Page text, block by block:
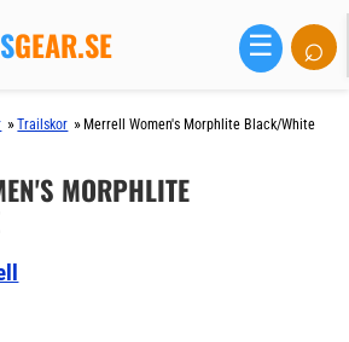
GEAR.SE ☰ ⌕
»Trailskor » Merrell Women's Morphlite Black/White
MORPHLITE